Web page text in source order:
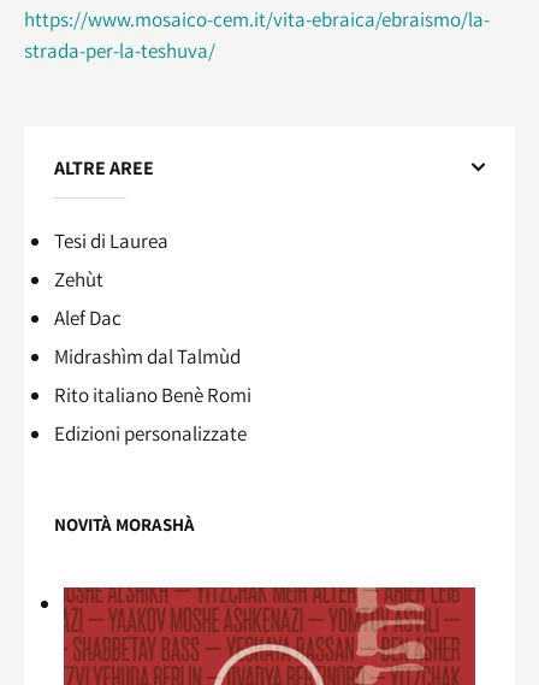
https://www.mosaico-cem.it/vita-ebraica/ebraismo/la-
strada-per-la-teshuva/
ALTRE AREE
Tesi di Laurea
Zehùt
Alef Dac
Midrashìm dal Talmùd
Rito italiano Benè Romi​
Edizioni personalizzate
NOVITÀ MORASHÀ